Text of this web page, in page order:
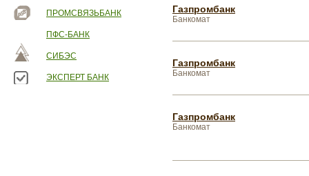
ПРОМСВЯЗЬБАНК
ПФС-БАНК
СИБЭС
ЭКСПЕРТ БАНК
Газпромбанк
Банкомат
Газпромбанк
Банкомат
Газпромбанк
Банкомат